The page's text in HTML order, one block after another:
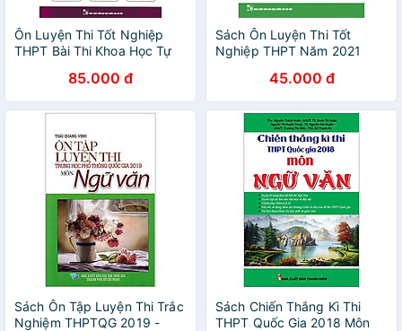
Ôn Luyện Thi Tốt Nghiệp
THPT Bài Thi Khoa Học Tự
85.000 đ
Sách Ôn Luyện Thi Tốt
Nghiệp THPT Năm 2021
45.000 đ
Sách Ôn Tập Luyện Thi Trắc
Nghiệm THPTQG 2019 -
Sách Chiến Thắng Kì Thi
THPT Quốc Gia 2018 Môn